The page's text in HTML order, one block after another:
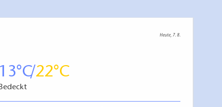
Heute, 7. 8.
13 22
Bedeckt